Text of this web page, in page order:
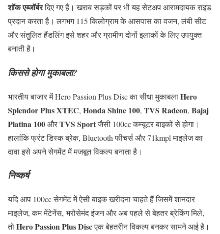
शॉक एब्जॉर्बरदिए गए हैं। खराब सड़कों पर भी यह सेटअप आरामदायक राइड
प्रदान करता है। लगभग 115 किलोग्राम के आसपास का वजन, लंबी सीट
और संतुलित हैंडलिंग इसे शहर और ग्रामीण दोनों इलाकों के लिए उपयुक्त
बनाती है।
किससे होगा मुकाबला?
भारतीय बाजार में Hero Passion Plus Disc का सीधा मुकाबलाHero
Splendor Plus XTEC, Honda Shine 100, TVS Radeon, Bajaj
Platina 100औरTVS Sportजैसी 100cc कम्यूटर बाइकों से होगा।
हालांकि फ्रंट डिस्क ब्रेक, Bluetooth फीचर्स और 71kmpl माइलेज का
दावा इसे अपने सेगमेंट में मजबूत विकल्प बनाता है।
निष्कर्ष
यदि आप 100cc सेगमेंट में ऐसी बाइक खरीदना चाहते हैं जिसमें शानदार
माइलेज, कम मेंटेनेंस, भरोसेमंद इंजन और अब पहले से बेहतर ब्रेकिंग मिले,
तोHero Passion Plus Discएक बेहतरीन विकल्प बनकर सामने आई है।